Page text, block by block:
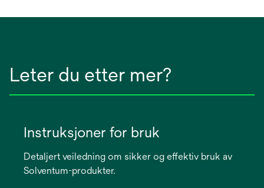
Leter du etter mer?
Instruksjoner for bruk
Detaljert veiledning om sikker og effektiv bruk av
Solventum-produkter.